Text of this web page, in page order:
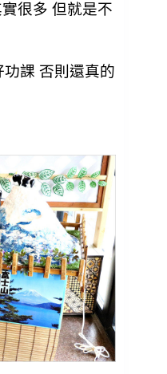
很多 但就是不
課 否則還真的